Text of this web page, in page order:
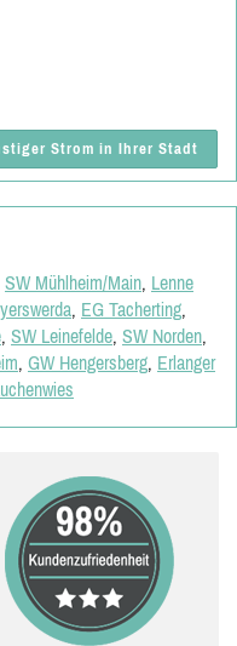
Strom in Ihrer Stadt
SW Mühlheim/Main, Lenne
, EG Tacherting,
, SW Leinefelde, SW Norden,
, GW Hengersberg, Erlanger